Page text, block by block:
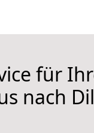
für
nach